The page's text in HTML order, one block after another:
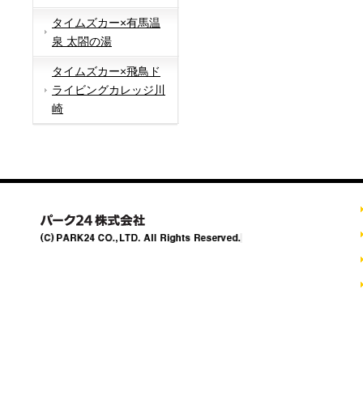
タイムズカー×有馬温
泉 太閤の湯
タイムズカー×飛鳥ド
ライビングカレッジ川
崎